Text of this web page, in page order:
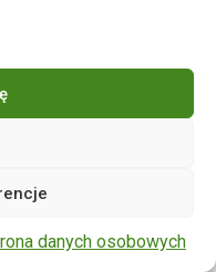
danych osobowych